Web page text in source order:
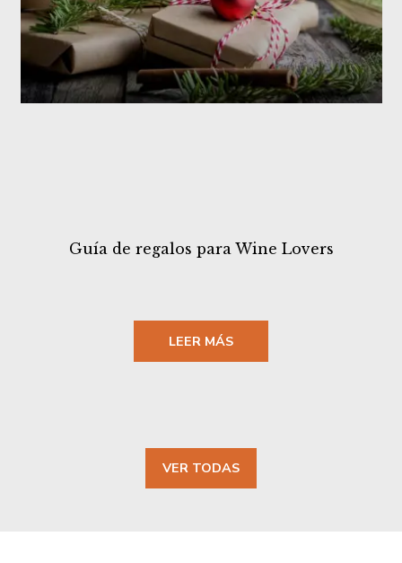
Guía de regalos para Wine Lovers
LEER MÁS
VER TODAS